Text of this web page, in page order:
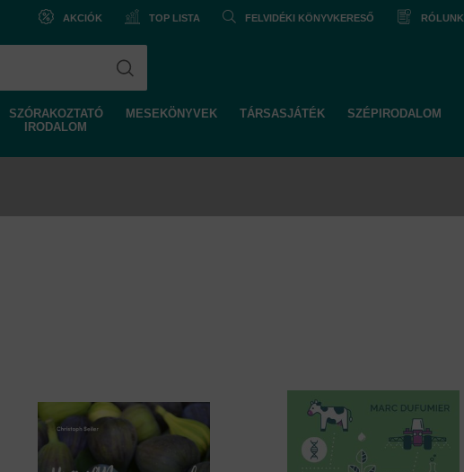
AKCIÓK TOP LISTA FELVIDÉKI KÖNYVKERESŐ RÓLUNK
SZÓRAKOZTATÓ
IRODALOM
MESEKÖNYVEK TÁRSASJÁTÉK SZÉPIRODALOM